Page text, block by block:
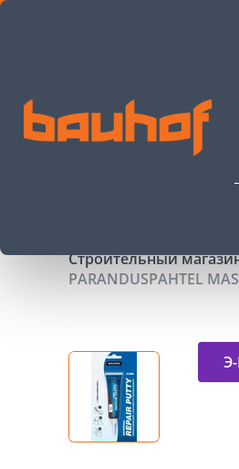
PARANDUSPAHTEL MASTON
Строительный
PARANDUSPAHTEL